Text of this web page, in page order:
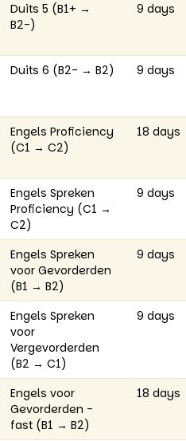
Duits 5 (B1+ →
B2-)
9 days
Duits 6 (B2- → B2) 9 days
Engels Proficiency
(C1 → C2)
18 days
Engels Spreken
Proficiency (C1 →
C2)
9 days
Engels Spreken
voor Gevorderden
(B1 → B2)
9 days
Engels Spreken
voor
Vergevorderden
(B2 → C1)
9 days
Engels voor
Gevorderden -
fast (B1 → B2)
18 days